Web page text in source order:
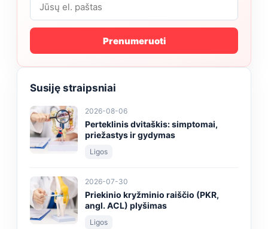
Prenumeruoti
Susiję straipsniai
2026-08-06
Perteklinis dvitaškis: simptomai,
priežastys ir gydymas
Ligos
2026-07-30
Priekinio kryžminio raiščio (PKR,
angl. ACL) plyšimas
Ligos